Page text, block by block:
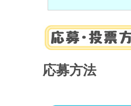
応募方法